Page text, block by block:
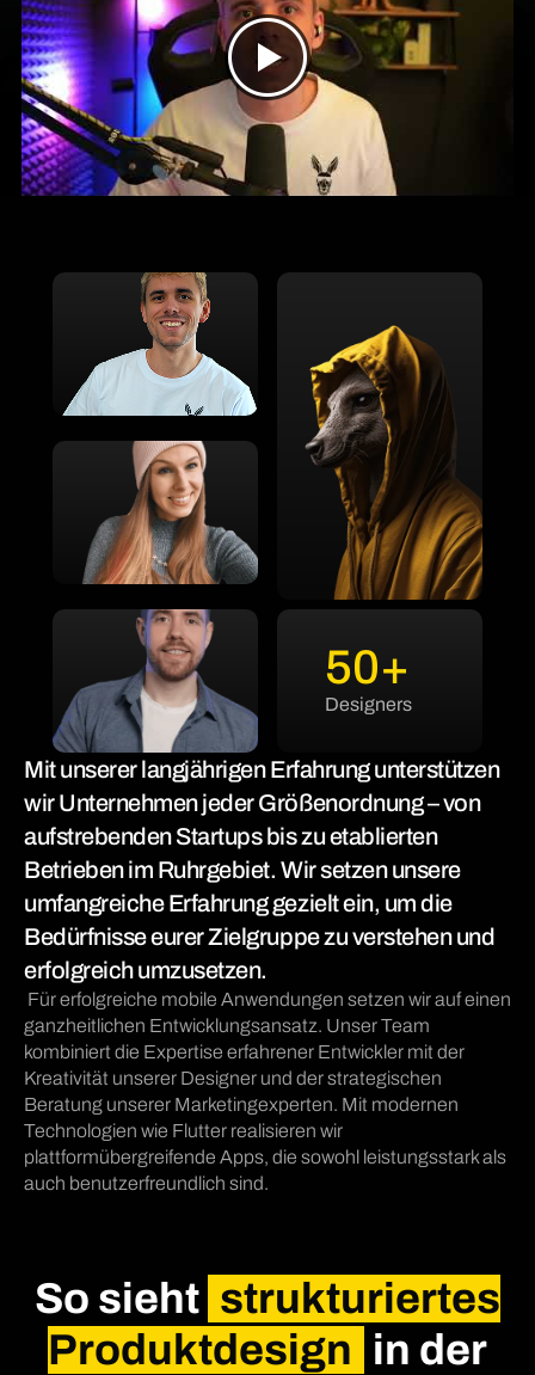
50+
Designers
Mit unserer langjährigen Erfahrung unterstützen
wir Unternehmen jeder Größenordnung – von
aufstrebenden Startups bis zu etablierten
Betrieben im Ruhrgebiet. Wir setzen unsere
umfangreiche Erfahrung gezielt ein, um die
Bedürfnisse eurer Zielgruppe zu verstehen und
erfolgreich umzusetzen.
Für erfolgreiche mobile Anwendungen setzen wir auf einen
ganzheitlichen Entwicklungsansatz. Unser Team
kombiniert die Expertise erfahrener Entwickler mit der
Kreativität unserer Designer und der strategischen
Beratung unserer Marketingexperten. Mit modernen
Technologien wie Flutter realisieren wir
plattformübergreifende Apps, die sowohl leistungsstark als
auch benutzerfreundlich sind.
So sieht strukturiertes
Produktdesign in der